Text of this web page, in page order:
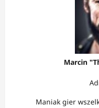
Marcin
Maniak gier